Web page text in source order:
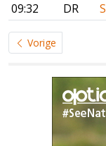
09:32
DR
Vorige